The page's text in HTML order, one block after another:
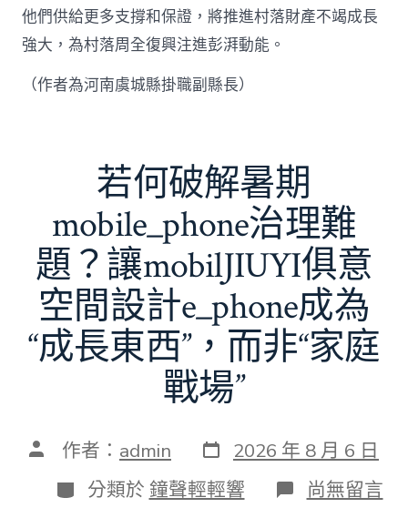
他們供給更多支撐和保證，將推進村落財產不竭成長
強大，為村落周全復興注進彭湃動能。
（作者為河南虞城縣掛職副縣長）
若何破解暑期
mobile_phone治理難
題？讓mobilJIUYI俱意
空間設計e_phone成為
“成長東西”，而非“家庭
戰場”
文 作者： admin 發
表
日
期
2026 年 8 月 6 日
分
類
分類於 鐘聲輕輕響 在
〈若
尚無留言